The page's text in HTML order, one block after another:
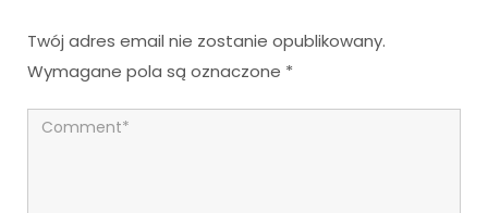
Twój adres email nie zostanie opublikowany.
Wymagane pola są oznaczone *